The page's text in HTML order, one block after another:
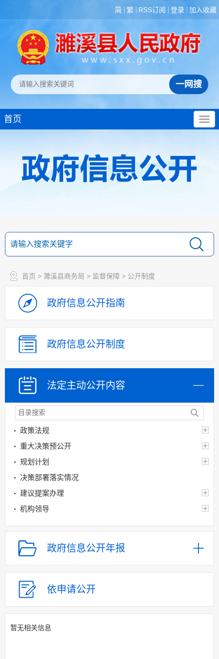
简 繁 RSS订阅 登录 加入收藏
首页
首页 > 濉溪县商务局 > 监督保障 > 公开制度
政府信息公开指南
政府信息公开制度
法定主动公开内容
政策法规
重大决策预公开
规划计划
决策部署落实情况
建议提案办理
机构领导
机构设置
人事信息
财政资金
应急管理
乡村振兴（精准脱贫）
整情况
公共服务和中介服务
政府信息公开年报
依申请公开
暂无相关信息